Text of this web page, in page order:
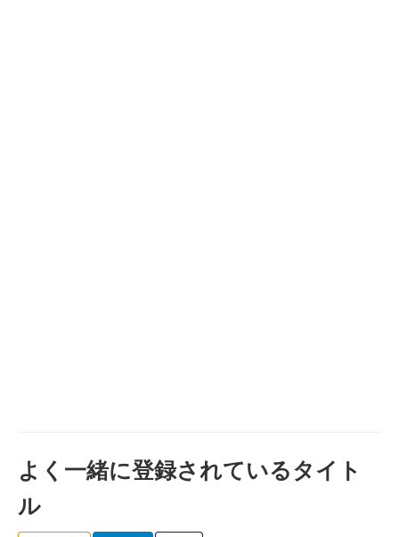
よく一緒に登録されているタイト
ル